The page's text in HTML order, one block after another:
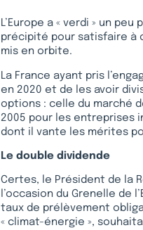
L’Europe a « verdi » un
précipité pour satisfaire à
mis en orbite.
La France ayant pris
en 2020 et de les avoir
options : celle du marché
2005 pour les entreprises
dont il vante les mérites
Le double dividende
Certes, le Président de la
l’occasion du Grenelle de
taux de prélèvement
« climat-énergie »,